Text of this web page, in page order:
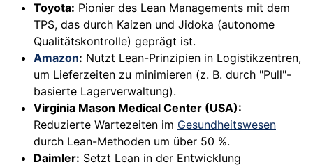
Toyota: Pionier des Lean Managements mit dem
TPS, das durch Kaizen und Jidoka (autonome
Qualitätskontrolle) geprägt ist.
Amazon: Nutzt Lean-Prinzipien in Logistikzentren,
um Lieferzeiten zu minimieren (z. B. durch "Pull"-
basierte Lagerverwaltung).
Virginia Mason Medical Center (USA):
Reduzierte Wartezeiten im Gesundheitswesen
durch Lean-Methoden um über 50 %.
Daimler: Setzt Lean in der Entwicklung